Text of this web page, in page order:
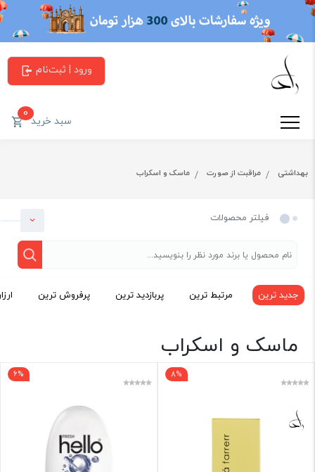
ورود | ثبت‌نام
سبد خرید0
بهداشتی مراقبت از صورت ماسک و اسکراب
فیلتر محصولات
دسته بندی
بهداشتی
فقط کالاهای موجود
جدید ترین مرتبط ترین پربازدید ترین پرفروش ترین
ماسک و اسکراب
8%
6%